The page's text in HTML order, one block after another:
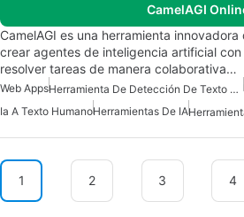
CamelAGI
CamelAGI es una herramienta
crear agentes de inteligencia artificial
resolver tareas de manera colaborativa…
Web Apps Herramienta De Detección De Texto De IA
Ia A Texto HumanoHerramientas De IA
1 2 3 4